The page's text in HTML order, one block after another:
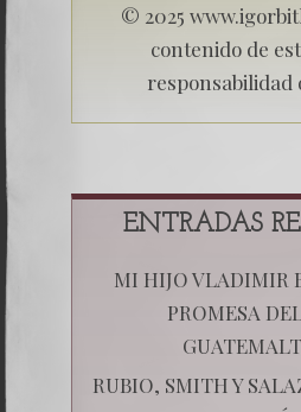
© 2025
contenido de
responsabilidad
ENTRADAS
MI HIJO VLADIMIR
PROMESA
RUBIO, SMITH Y